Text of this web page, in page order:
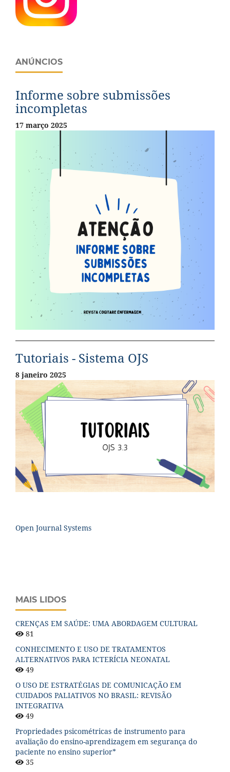
ANÚNCIOS
Informe sobre submissões
incompletas
17 março 2025
Tutoriais - Sistema OJS
8 janeiro 2025
Open Journal Systems
MAIS LIDOS
CRENÇAS EM SAÚDE: UMA ABORDAGEM CULTURAL
81
CONHECIMENTO E USO DE TRATAMENTOS
ALTERNATIVOS PARA ICTERÍCIA NEONATAL
49
O USO DE ESTRATÉGIAS DE COMUNICAÇÃO EM
CUIDADOS PALIATIVOS NO BRASIL: REVISÃO
INTEGRATIVA
49
Propriedades psicométricas de instrumento para
avaliação do ensino-aprendizagem em segurança do
paciente no ensino superior*
35